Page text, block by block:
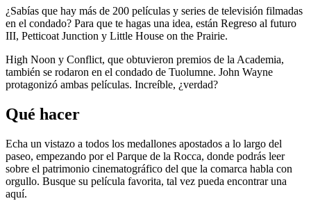
¿Sabías que hay más de 200 películas y series de televisión filmadas
en el condado? Para que te hagas una idea, están Regreso al futuro
III, Petticoat Junction y Little House on the Prairie.
High Noon y Conflict, que obtuvieron premios de la Academia,
también se rodaron en el condado de Tuolumne. John Wayne
protagonizó ambas películas. Increíble, ¿verdad?
Qué hacer
Echa un vistazo a todos los medallones apostados a lo largo del
paseo, empezando por el Parque de la Rocca, donde podrás leer
sobre el patrimonio cinematográfico del que la comarca habla con
orgullo. Busque su película favorita, tal vez pueda encontrar una
aquí.